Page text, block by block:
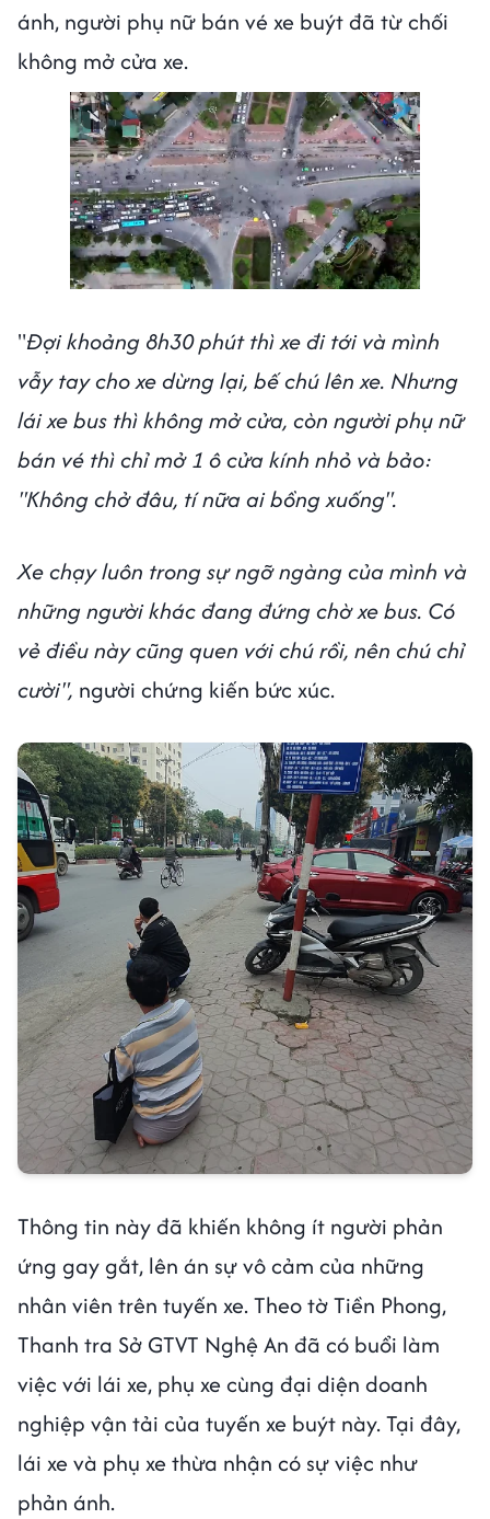
ánh, người phụ nữ bán vé xe buýt đã từ chối
không mở cửa xe.
"Đợi khoảng 8h30 phút thì xe đi tới và mình
vẫy tay cho xe dừng lại, bế chú lên xe. Nhưng
lái xe bus thì không mở cửa, còn người phụ nữ
bán vé thì chỉ mở 1 ô cửa kính nhỏ và bảo:
"Không chở đâu, tí nữa ai bồng xuống".
Xe chạy luôn trong sự ngỡ ngàng của mình và
những người khác đang đứng chờ xe bus. Có
vẻ điều này cũng quen với chú rồi, nên chú chỉ
cười", người chứng kiến bức xúc.
Thông tin này đã khiến không ít người phản
ứng gay gắt, lên án sự vô cảm của những
nhân viên trên tuyến xe. Theo tờ Tiền Phong,
Thanh tra Sở GTVT Nghệ An đã có buổi làm
việc với lái xe, phụ xe cùng đại diện doanh
nghiệp vận tải của tuyến xe buýt này. Tại đây,
lái xe và phụ xe thừa nhận có sự việc như
phản ánh.